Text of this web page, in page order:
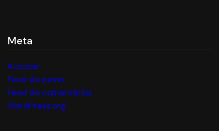
Meta
Acessar
Feed de posts
Feed de comentários
WordPress.org